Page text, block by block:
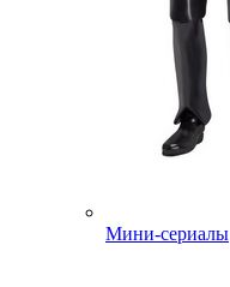
Мини-сериалы